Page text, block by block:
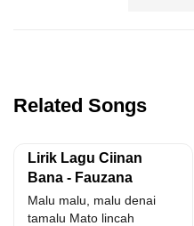
Related Songs
Lirik Lagu Ciinan
Bana - Fauzana
Malu malu, malu denai
tamalu Mato lincah